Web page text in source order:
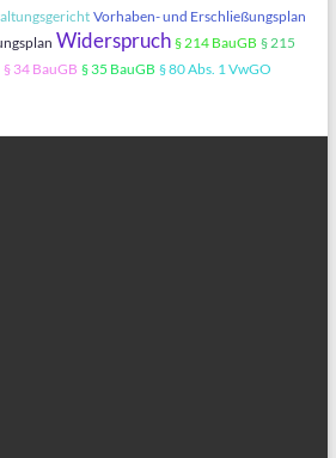
Vorhaben- und Erschließungsplan
Widerspruch § 214 BauGB § 215
§ 34 BauGB § 35 BauGB § 80 Abs. 1 VwGO